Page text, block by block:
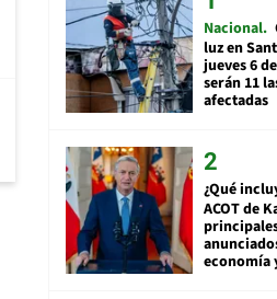
Nacional
luz en
jueves 6
serán 11
afectadas
¿Qué
ACOT de
economía